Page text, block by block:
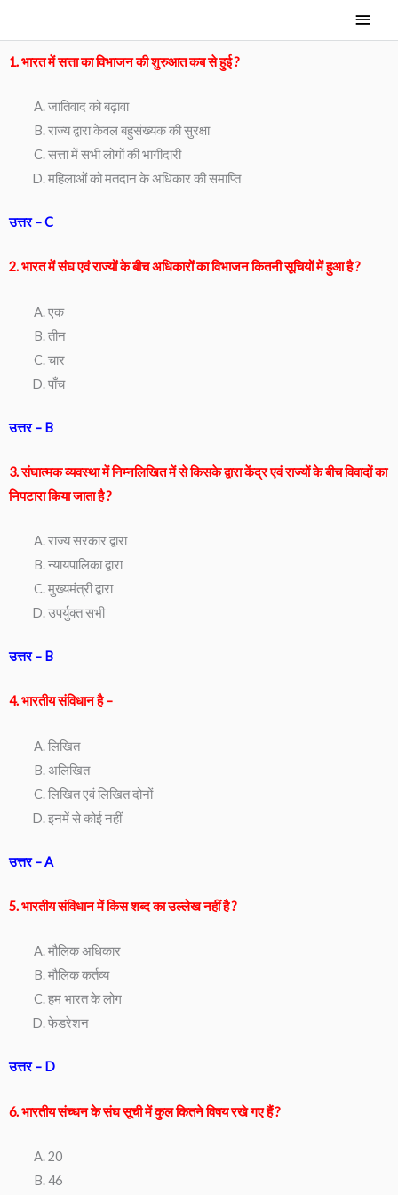
content
Main
Menu
1. भारत में सत्ता का विभाजन की शुरुआत कब से हुई ?
जातिवाद को बढ़ावा
राज्य द्वारा केवल बहुसंख्यक की सुरक्षा
सत्ता में सभी लोगों की भागीदारी
महिलाओं को मतदान के अधिकार की समाप्ति
उत्तर – C
2. भारत में संघ एवं राज्यों के बीच अधिकारों का विभाजन कितनी सूचियों में हुआ है ?
एक
तीन
चार
पाँच
उत्तर – B
3. संघात्मक व्यवस्था में निम्नलिखित में से किसके द्वारा केंद्र एवं राज्यों के बीच विवादों का
निपटारा किया जाता है ?
राज्य सरकार द्वारा
न्यायपालिका द्वारा
मुख्यमंत्री द्वारा
उपर्युक्त सभी
उत्तर – B
4. भारतीय संविधान है –
लिखित
अलिखित
लिखित एवं लिखित दोनों
इनमें से कोई नहीं
उत्तर – A
5. भारतीय संविधान में किस शब्द का उल्लेख नहीं है ?
मौलिक अधिकार
मौलिक कर्तव्य
हम भारत के लोग
फेडरेशन
उत्तर – D
6. भारतीय संच्धन के संघ सूची में कुल कितने विषय रखे गए हैं ?
20
46